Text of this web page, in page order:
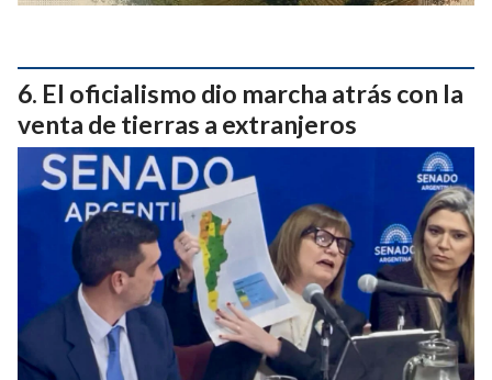
El oficialismo dio marcha atrás con la
venta de tierras a extranjeros